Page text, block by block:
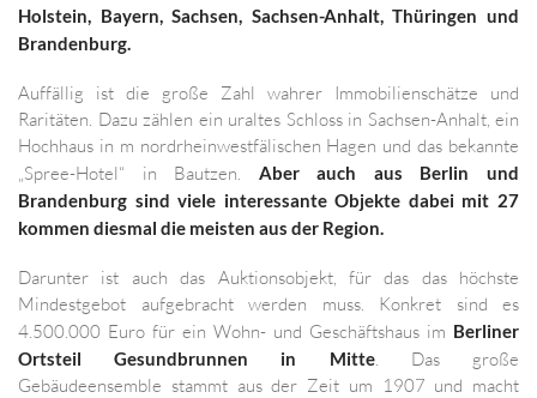
Holstein, Bayern, Sachsen, Sachsen-Anhalt, Thüringen und
Brandenburg.
Auffällig ist die große Zahl wahrer Immobilienschätze und
Raritäten. Dazu zählen ein uraltes Schloss in Sachsen-Anhalt, ein
Hochhaus in m nordrheinwestfälischen Hagen und das bekannte
„Spree-Hotel“ in Bautzen. Aber auch aus Berlin und
Brandenburg sind viele interessante Objekte dabei mit 27
kommen diesmal die meisten aus der Region.
Darunter ist auch das Auktionsobjekt, für das das höchste
Mindestgebot aufgebracht werden muss. Konkret sind es
4.500.000 Euro für ein Wohn- und Geschäftshaus im Berliner
Ortsteil Gesundbrunnen in Mitte. Das große
Gebäudeensemble stammt aus der Zeit um 1907 und macht